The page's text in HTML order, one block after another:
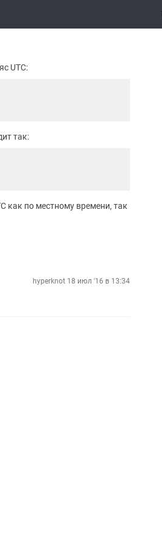
UTC:
так:
как по местному времени, так
hyperknot 18 июл '16 в 13:34